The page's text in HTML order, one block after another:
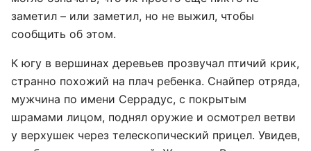
заметил – или заметил, но не выжил, чтобы
сообщить об этом.
К югу в вершинах деревьев прозвучал птичий крик,
странно похожий на плач ребенка. Снайпер отряда,
мужчина по имени Серрадус, с покрытым
шрамами лицом, поднял оружие и осмотрел ветви
у верхушек через телескопический прицел. Увидев,